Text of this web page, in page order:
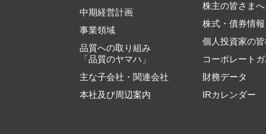
中期経営計画
事業領域
品質への取り組み
「品質のヤマハ」
主な子会社・関連会社
本社及び周辺案内
株主の皆さまへ
株式・債券情報
個人投資家の
コーポレート
財務データ
IRカレンダー